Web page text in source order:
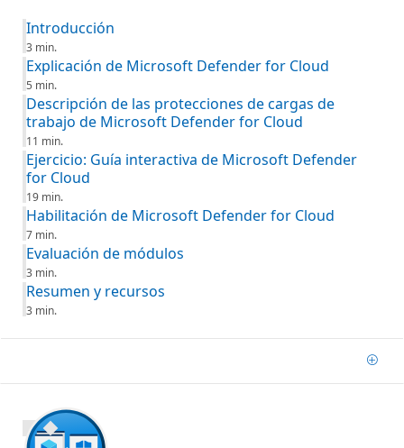
Introducción
3 min.
Explicación de Microsoft Defender for Cloud
5 min.
Descripción de las protecciones de cargas de
trabajo de Microsoft Defender for Cloud
11 min.
Ejercicio: Guía interactiva de Microsoft Defender
for Cloud
19 min.
Habilitación de Microsoft Defender for Cloud
7 min.
Evaluación de módulos
3 min.
Resumen y recursos
3 min.
700 XP